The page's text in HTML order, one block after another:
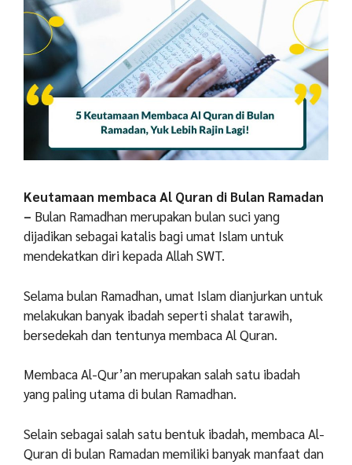
Keutamaan membaca Al Quran di Bulan Ramadan
– Bulan Ramadhanmerupakanbulansuciyang
dijadikansebagaikatalis bagiumat Islamuntuk
mendekatkandirikepadaAllahSWT.
Selamabulan Ramadhan, umat Islamdianjurkanuntuk
melakukanbanyak ibadahsepertishalat tarawih,
bersedekahdan tentunyamembacaAlQuran.
MembacaAl-Qur’anmerupakansalahsatu ibadah
yangpalingutamadibulan Ramadhan.
Selainsebagaisalahsatubentuk ibadah, membacaAl-
Qurandibulan Ramadanmemilikibanyakmanfaat dan